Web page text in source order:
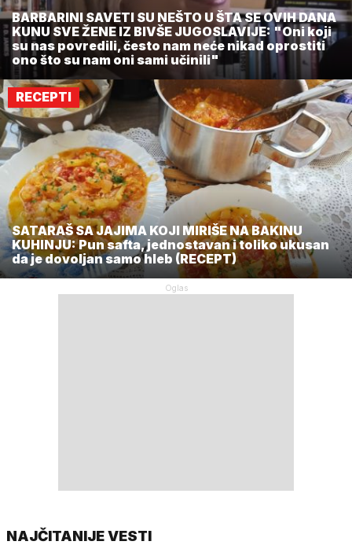
BARBARINI SAVETI SU NEŠTO U ŠTA SE OVIH DANA
KUNU SVE ŽENE IZ BIVŠE JUGOSLAVIJE: "Oni koji
su nas povredili, često nam neće nikad oprostiti
ono što su nam oni sami učinili"
RECEPTI
SATARAŠ SA JAJIMA KOJI MIRIŠE NA BAKINU
KUHINJU: Pun safta, jednostavan i toliko ukusan
da je dovoljan samo hleb (RECEPT)
NAJČITANIJE VESTI